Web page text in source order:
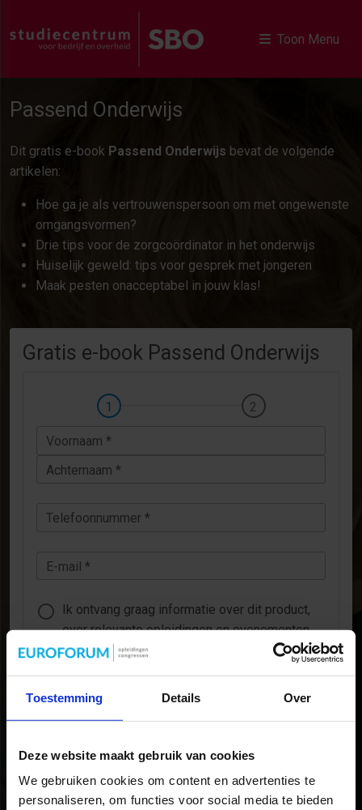
Toestemming Details Over
Deze website maakt gebruik van cookies
We gebruiken cookies om content en advertenties te
personaliseren, om functies voor social media te bieden
Toon Menu
Passend Onderwijs
Dit gratis e-book Passend Onderwijs bevat de volgende
artikelen:
Hoe ga je als vertrouwenspersoon om met ongewenste
omgangsvormen?
Drie tips voor de zorgcoördinator in het onderwijs
Huiselijk geweld: tips voor gesprek met jongeren
Maak pesten onacceptabel in jouw klas!
Gratis e-book Passend Onderwijs
Voornaam *
Achternaam *
Telefoonnummer *
E-mail *
Ik ontvang graag informatie over dit product,
over relevante opleidingen en evenementen
binnen dit vakgebied.